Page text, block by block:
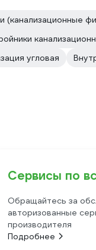
(канализационные
угловая
Сервисы по
Обращайтесь за
авторизованные
производителя
Подробнее